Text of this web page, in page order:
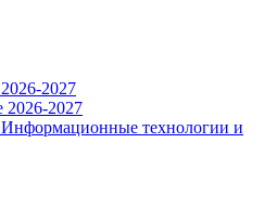
2027
2026-2027
технологии и